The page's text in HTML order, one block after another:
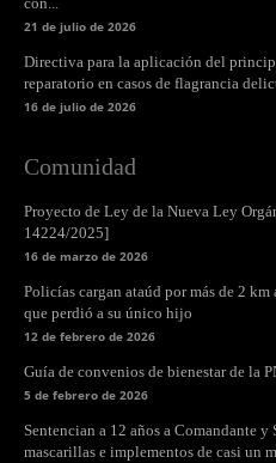
21 de julio de 2026
Directiva para la aplicación del
reparatorio en casos de flagrancia
16 de julio de 2026
Comunidad
Proyecto de Ley de la Nueva Ley
14224/2025]
16 de marzo de 2026
Policías cargan ataúd por más de 2
que perdió a su único hijo
12 de febrero de 2026
Guía de convenios de bienestar de la
5 de febrero de 2026
Sentencian a 12 años a Comandante
mascarillas e implementos de casi un